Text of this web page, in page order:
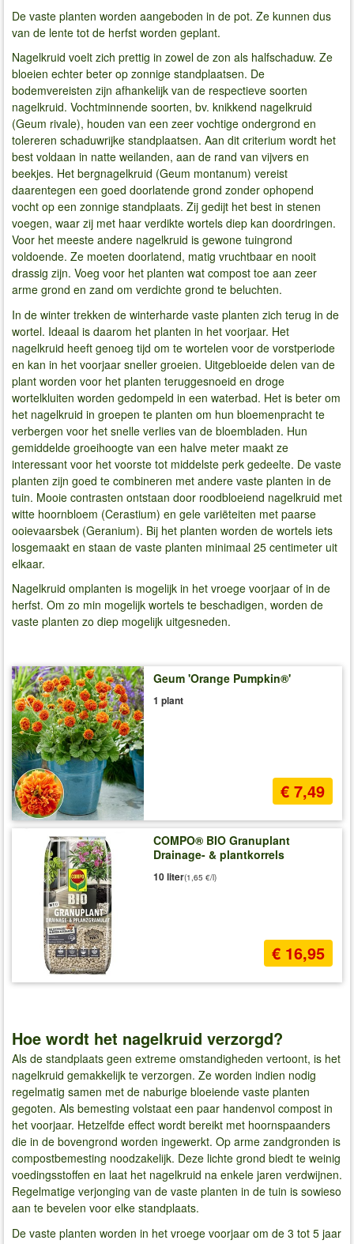
De vaste planten worden aangeboden in de pot. Ze kunnen dus
van de lente tot de herfst worden geplant.
Nagelkruid voelt zich prettig in zowel de zon als halfschaduw. Ze
bloeien echter beter op zonnige standplaatsen. De
bodemvereisten zijn afhankelijk van de respectieve soorten
nagelkruid. Vochtminnende soorten, bv. knikkend nagelkruid
(Geum rivale), houden van een zeer vochtige ondergrond en
tolereren schaduwrijke standplaatsen. Aan dit criterium wordt het
best voldaan in natte weilanden, aan de rand van vijvers en
beekjes. Het bergnagelkruid (Geum montanum) vereist
daarentegen een goed doorlatende grond zonder ophopend
vocht op een zonnige standplaats. Zij gedijt het best in stenen
voegen, waar zij met haar verdikte wortels diep kan doordringen.
Voor het meeste andere nagelkruid is gewone tuingrond
voldoende. Ze moeten doorlatend, matig vruchtbaar en nooit
drassig zijn. Voeg voor het planten wat compost toe aan zeer
arme grond en zand om verdichte grond te beluchten.
In de winter trekken de winterharde vaste planten zich terug in de
wortel. Ideaal is daarom het planten in het voorjaar. Het
nagelkruid heeft genoeg tijd om te wortelen voor de vorstperiode
en kan in het voorjaar sneller groeien. Uitgebloeide delen van de
plant worden voor het planten teruggesnoeid en droge
wortelkluiten worden gedompeld in een waterbad. Het is beter om
het nagelkruid in groepen te planten om hun bloemenpracht te
verbergen voor het snelle verlies van de bloembladen. Hun
gemiddelde groeihoogte van een halve meter maakt ze
interessant voor het voorste tot middelste perk gedeelte. De vaste
planten zijn goed te combineren met andere vaste planten in de
tuin. Mooie contrasten ontstaan ​​door roodbloeiend nagelkruid met
witte hoornbloem (Cerastium) en gele variëteiten met paarse
ooievaarsbek (Geranium). Bij het planten worden de wortels iets
losgemaakt en staan ​​de vaste planten minimaal 25 centimeter uit
elkaar.
Nagelkruid omplanten is mogelijk in het vroege voorjaar of in de
herfst. Om zo min mogelijk wortels te beschadigen, worden de
vaste planten zo diep mogelijk uitgesneden.
Geum 'Orange Pumpkin®'
1 plant
€ 7,49
COMPO® BIO Granuplant
Drainage- & plantkorrels
10 liter
€ 16,95
(1,65 €/l)
Hoe wordt het nagelkruid verzorgd?
Als de standplaats geen extreme omstandigheden vertoont, is het
nagelkruid gemakkelijk te verzorgen. Ze worden indien nodig
regelmatig samen met de naburige bloeiende vaste planten
gegoten. Als bemesting volstaat een paar handenvol compost in
het voorjaar. Hetzelfde effect wordt bereikt met hoornspaanders
die in de bovengrond worden ingewerkt. Op arme zandgronden is
compostbemesting noodzakelijk. Deze lichte grond biedt te weinig
voedingsstoffen en laat het nagelkruid na enkele jaren verdwijnen.
Regelmatige verjonging van de vaste planten in de tuin is sowieso
aan te bevelen voor elke standplaats.
De vaste planten worden in het vroege voorjaar om de 3 tot 5 jaar